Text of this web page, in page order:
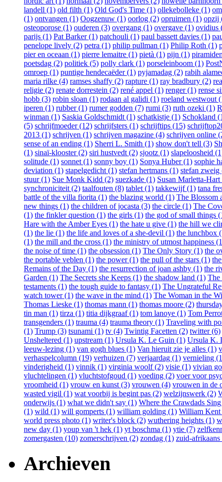
landell (1) old filth (1) Old God's Time (1) ollekebolleke (1)
(1) ontvangen (1) Oogzenuw (1) oorlog (2) opruimen (1) opzij
osteoporose (1) ouderen (3) overgang (1) overgave (1) ovidius
parijs (1) Pat Barker (1) patchouli (1) paul bassett davies (1)
penelope lively (2) petra (1) philip pullman (1) Philip Roth (1)
pier en oceaan (1) pierre lemaitre (1) pietà (1) pijn (1)
poetsdag (2) politiek (5) polly clark (1) porseleinboom (1)
omroep (1) puntige hendecaëder (1) pyjamadag (2) rabih
maria rilke (4) ramses shaffy (2) rapture (1) ray bradbury (2)
religie (2) renate dorrestein (2) rené appel (1) renger (1) rense
hobb (3) robin sloan (1) rodaan al galidi (1) roeland westwout
iperen (1) rubber (1) rumer godden (7) rumi (3) ruth ozeki (1)
winman (1) Saskia Goldschmidt (1) schatkistje (1) Schokland
(5) schrijfmoeder (12) schrijfsters (1) schrijftips (15)
2013 (1) schrijven (1) schrijven magazine (4) schrijven online
sense of an ending (1) Sherri L. Smith (1) show don't tell (3)
(1) sinaï-klooster (2) siri hustvedt (2) sjootz (1) slapeloosheid
solitude (1) sonnet (1) sonny boy (1) Sonya Huber (1) sophie
deviation (1) stapelgedicht (1) stefan hertmans (1) stefan zweig
stuur (1) Sue Monk Kidd (2) suezkade (1) Susan Marletta-Hart
synchroniciteit (2) taalfouten (8) tablet (1) takkewijf (1) tana
battle of the villa fiorita (1) the blazing world (1) The Blossom
new things (1) the children of jocasta (3) the circle (1) The
(1) the finkler question (1) the girls (1) the god of small things
Hare with the Amber Eyes (1) the hate u give (1) the hill we
(1) the lie (1) the life and loves of a she-devil (1) the lunchbox
(1) the mill and the cross (1) the ministry of utmost happiness
the noise of time (1) the obsession (1) The Only Story (1) the
the portable veblen (1) the power (1) the pull of the stars (1)
Remains of the Day (1) the resurrection of joan ashby (1) the
Garden (1) The Secrets she Keeps (1) the shadow land (1) The
testaments (1) the tough guide to fantasy (1) The Ungrateful
watch tower (1) the wave in the mind (1) The Woman in the
Thomas Lieske (1) thomas mann (1) thomas moore (2)
tin man (1) tirza (1) titia dijkgraaf (1) tom lanoye (1) Tom
transgenders (1) trauma (4) trauma theory (1) Traveling with
(1) Trump (3) tsunami (1) tv (4) Twintig Facetten (2) twitter (6)
Unsheltered (1) upstream (1) Ursula K. Le Guin (1) Ursula K.
leeuw-lezing (1) van gogh blues (1) Van hieruit zie je alles (1)
verhaspelcolumn (19) verhuizen (7) verjaardag (1) vernieling
vinderigheid (1) vinnik (1) virginia woolf (2) visie (1) vivian
vluchtelingen (1) vluchtstofgoud (1) voeding (2) voer voor
vroomheid (1) vrouw en kunst (3) vrouwen (4) vrouwen in de
wasted vigil (1) wat voorbij is begint pas (2) welzijnswerk (2)
onderwijs (1) what we didn't say (1) Where the Crawdads
(1) wild (1) will gomperts (1) william golding (1) William
world press photo (1) writer's block (2) wuthering heights (1)
new day (1) youp van 't hek (1) yt boschma (1) ytie (7)
zomergasten (10) zomerschrijven (2) zondag (1) zuid-afrikaans
Archieven